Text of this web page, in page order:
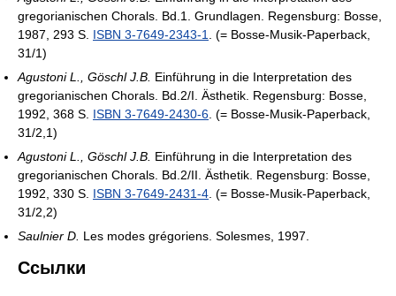
gregorianischen Chorals. Bd.1. Grundlagen. Regensburg: Bosse,
1987, 293 S. ISBN 3-7649-2343-1
. (= Bosse-Musik-Paperback,
31/1)
Agustoni L., Göschl J.B. Einführung in die Interpretation des
gregorianischen Chorals. Bd.2/I. Ästhetik. Regensburg: Bosse,
1992, 368 S. ISBN 3-7649-2430-6 . (= Bosse-Musik-Paperback,
31/2,1)
Agustoni L., Göschl J.B. Einführung in die Interpretation des
gregorianischen Chorals. Bd.2/II. Ästhetik. Regensburg: Bosse,
1992, 330 S. ISBN 3-7649-2431-4 . (= Bosse-Musik-Paperback,
31/2,2)
Saulnier D. Les modes grégoriens. Solesmes, 1997.
Ссылки